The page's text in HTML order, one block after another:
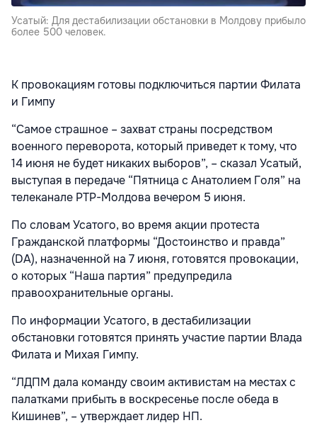
Усатый: Для дестабилизации обстановки в Молдову прибыло
более 500 человек.
К провокациям готовы подключиться партии Филата
и Гимпу
“Самое страшное – захват страны посредством
военного переворота, который приведет к тому, что
14 июня не будет никаких выборов”, – сказал Усатый,
выступая в передаче “Пятница с Анатолием Голя” на
телеканале РТР-Молдова вечером 5 июня.
По словам Усатого, во время акции протеста
Гражданской платформы “Достоинство и правда”
(DA), назначенной на 7 июня, готовятся провокации,
о которых “Наша партия” предупредила
правоохранительные органы.
По информации Усатого, в дестабилизации
обстановки готовятся принять участие партии Влада
Филата и Михая Гимпу.
“ЛДПМ дала команду своим активистам на местах с
палатками прибыть в воскресенье после обеда в
Кишинев”, – утверждает лидер НП.